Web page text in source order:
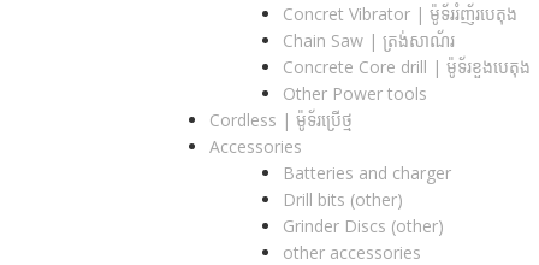
Concret Vibrator | ម៉ូទ័ររំញ័របេតុង
Chain Saw | ត្រង់សាណ័រ
Concrete Core drill | ម៉ូទ័រខួងបេតុង
Other Power tools
Cordless​ | ម៉ូទ័រប្រើថ្ម
Accessories
Batteries and charger
Drill bits (other)
Grinder Discs (other)
other accessories